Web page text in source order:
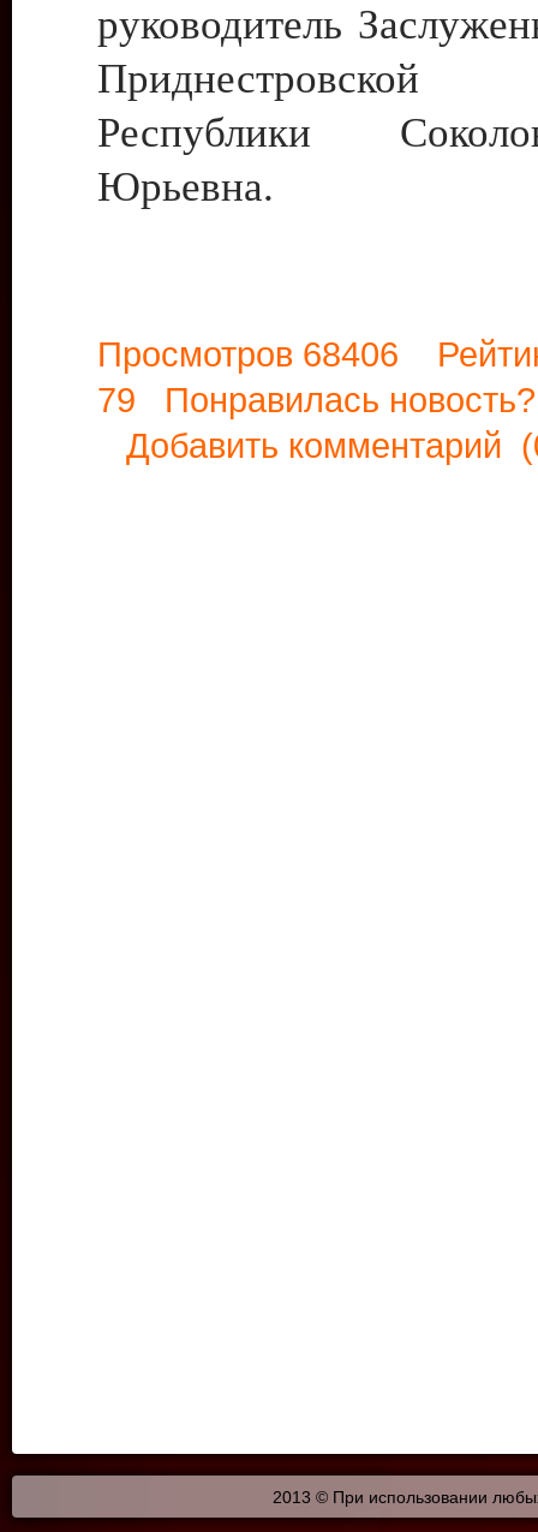
руководитель
Приднестровской
Республики
Юрьевна.
Просмотров 68406
79 Понравилась
Добавить комментарий
2013 © При использовании